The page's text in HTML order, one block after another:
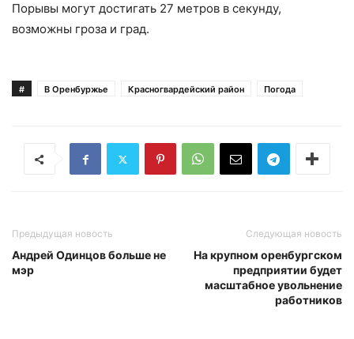
Порывы могут достигать 27 метров в секунду,
возможны гроза и град.
# В Оренбуржье Красногвардейский район Погода
Предыдущая новость
Андрей Одинцов больше не
мэр
Следующая новость
На крупном оренбургском
предприятии будет
масштабное увольнение
работников